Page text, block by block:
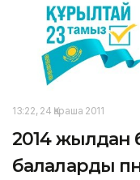
13:22, 24 Қараша 2011
2014 жылдан
балаларды